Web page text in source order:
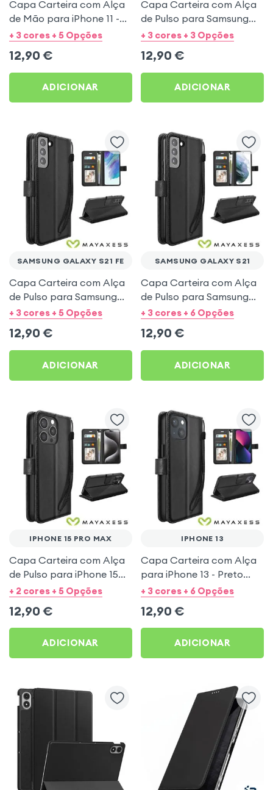
Capa Carteira com Alça
de Mão para iPhone 11 -
Preto Mayaxess
+ 3 cores + 5 Opções
12,90 €
ADICIONAR
Capa Carteira com Alça
de Pulso para Samsung
Galaxy S22 Ultra - Preta
+ 3 cores + 3 Opções
12,90 €
ADICIONAR
SAMSUNG GALAXY S21 FE
Capa Carteira com Alça
de Pulso para Samsung
Galaxy S21 FE - Preto
+ 3 cores + 5 Opções
12,90 €
ADICIONAR
SAMSUNG GALAXY S21
Capa Carteira com Alça
de Pulso para Samsung
Galaxy S21 - Preto
+ 3 cores + 6 Opções
12,90 €
ADICIONAR
IPHONE 15 PRO MAX
Capa Carteira com Alça
de Pulso para iPhone 15
Pro Max - Preto
+ 2 cores + 5 Opções
12,90 €
ADICIONAR
IPHONE 13
Capa Carteira com Alça
para iPhone 13 - Preto
Mayaxess
+ 3 cores + 6 Opções
12,90 €
ADICIONAR